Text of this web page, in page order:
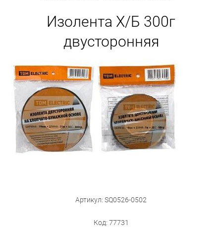
Для кухни
Для дачи и отдыха
Для детей
Строительство и ремонт
Мебель
Бытовая техника
Обувь для дома и дачи
Изолента Х/Б 300г
двусторонняя
Артикул: SQ0526-0502
Код: 77731